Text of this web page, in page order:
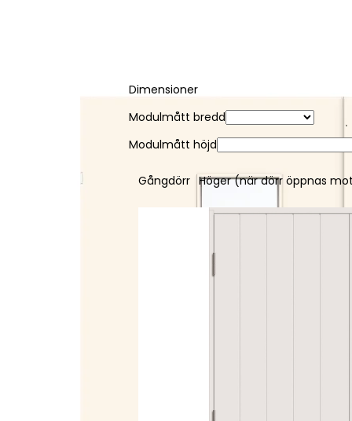
Dimensioner
Modulmått bredd
Modulmått höjd
Gångdörr Höger (när dörr öppnas